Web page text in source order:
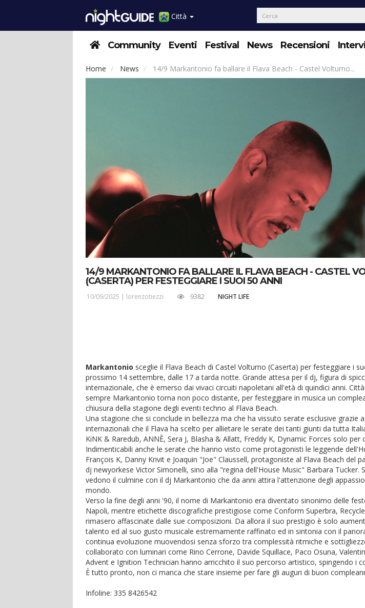
Città
Community Eventi Festival News Recensioni
Home News 14/9 Markantonio fa ballare il Flava Beach - Castel Volturno...
14/9 MARKANTONIO FA BALLARE IL FLAVA BEACH - CASTEL
(CASERTA) PER FESTEGGIARE I SUOI 50 ANNI
10/09/2025 | lorenzotiezzi 9382 NIGHT LIFE
Markantonio sceglie il Flava Beach di Castel Volturno (Caserta) per festeggiare i
prossimo 14 settembre, dalle 17 a tarda notte. Grande attesa per il dj, figura di
internazionale, che è emerso dai vivaci circuiti napoletani all'età di quindici anni.
sempre Markantonio torna non poco distante, per festeggiare in musica un
chiusura della stagione degli eventi techno al Flava Beach.
Una stagione che si conclude in bellezza ma che ha vissuto serate esclusive grazie
internazionali che il Flava ha scelto per allietare le serate dei tanti giunti da tutta
KiNK & Raredub, ANNĒ, Sera J, Blasha & Allatt, Freddy K, Dynamic Forces solo per
Indimenticabili anche le serate che hanno visto come protagonisti le leggende
François K, Danny Krivit e Joaquin "Joe" Claussell, protagoniste al Flava Beach del
dj newyorkese Victor Simonelli, sino alla "regina dell'House Music" Barbara Tucker.
vedono il culmine con il dj Markantonio che da anni attira l'attenzione degli
mondo.
Verso la fine degli anni '90, il nome di Markantonio era diventato sinonimo delle
Napoli, mentre etichette discografiche prestigiose come Conform Superbra,
rimasero affascinate dalle sue composizioni. Da allora il suo prestigio è solo
talento ed al suo gusto musicale estremamente raffinato ed in sintonia con il
continua evoluzione muovendosi senza sforzo tra complessità ritmiche e
collaborato con luminari come Rino Cerrone, Davide Squillace, Paco Osuna,
Advent e Ignition Technician hanno arricchito il suo percorso artistico, spingendo i
È tutto pronto, non ci manca che stare insieme per fare gli auguri di buon
Infoline: 335 8426542